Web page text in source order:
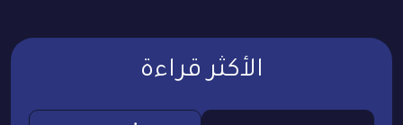
الأكثر قراءة